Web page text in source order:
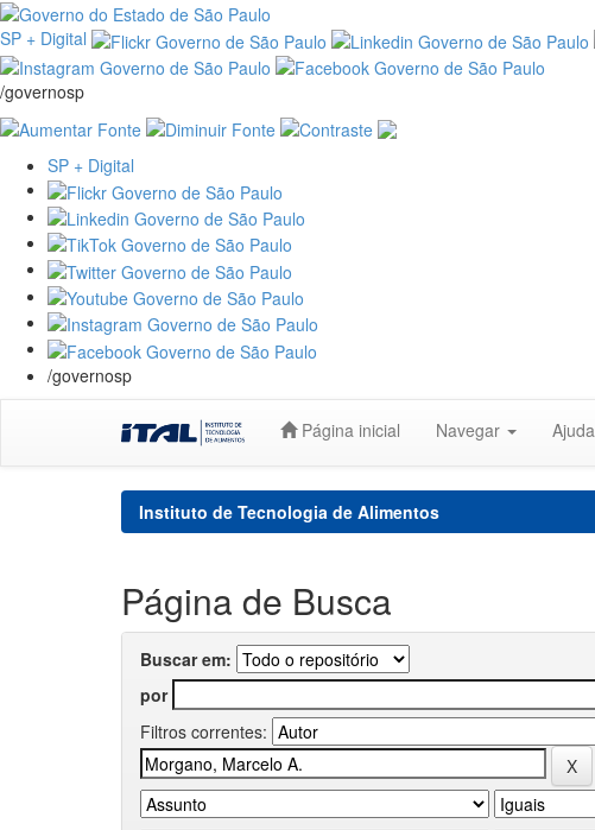
SP + Digital
/governosp
SP + Digital
/governosp
Página inicial Navegar Ajuda
Instituto de Tecnologia de Alimentos
Página de Busca
Buscar em:
por
Filtros correntes: